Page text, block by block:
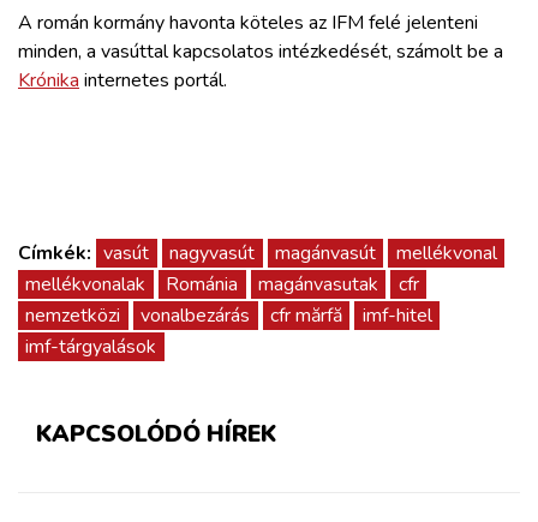
WEBSHOP
BELÉPÉS
A román kormány havonta köteles az IFM felé jelenteni
minden, a vasúttal kapcsolatos intézkedését, számolt be a
Krónika internetes portál.
Címkék: vasút nagyvasút magánvasút
mellékvonal
mellékvonalak
Románia magánvasutak
cfr
nemzetközi
vonalbezárás cfr mărfă
imf-hitel
imf-tárgyalások
KAPCSOLÓDÓ HÍREK